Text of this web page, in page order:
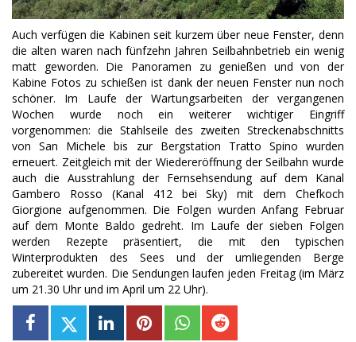
Auch verfügen die Kabinen seit kurzem über neue Fenster, denn
die alten waren nach fünfzehn Jahren Seilbahnbetrieb ein wenig
matt geworden. Die Panoramen zu genießen und von der
Kabine Fotos zu schießen ist dank der neuen Fenster nun noch
schöner. Im Laufe der Wartungsarbeiten der vergangenen
Wochen wurde noch ein weiterer wichtiger Eingriff
vorgenommen: die Stahlseile des zweiten Streckenabschnitts
von San Michele bis zur Bergstation Tratto Spino wurden
erneuert. Zeitgleich mit der Wiedereröffnung der Seilbahn wurde
auch die Ausstrahlung der Fernsehsendung auf dem Kanal
Gambero Rosso (Kanal 412 bei Sky) mit dem Chefkoch
Giorgione aufgenommen. Die Folgen wurden Anfang Februar
auf dem Monte Baldo gedreht. Im Laufe der sieben Folgen
werden Rezepte präsentiert, die mit den typischen
Winterprodukten des Sees und der umliegenden Berge
zubereitet wurden. Die Sendungen laufen jeden Freitag (im März
um 21.30 Uhr und im April um 22 Uhr).